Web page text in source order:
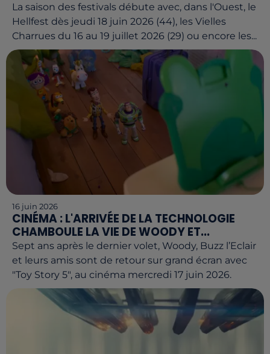
La saison des festivals débute avec, dans l'Ouest, le
Hellfest dès jeudi 18 juin 2026 (44), les Vielles
Charrues du 16 au 19 juillet 2026 (29) ou encore les...
16 juin 2026
CINÉMA : L'ARRIVÉE DE LA TECHNOLOGIE
CHAMBOULE LA VIE DE WOODY ET...
Sept ans après le dernier volet, Woody, Buzz l’Eclair
et leurs amis sont de retour sur grand écran avec
"Toy Story 5", au cinéma mercredi 17 juin 2026.